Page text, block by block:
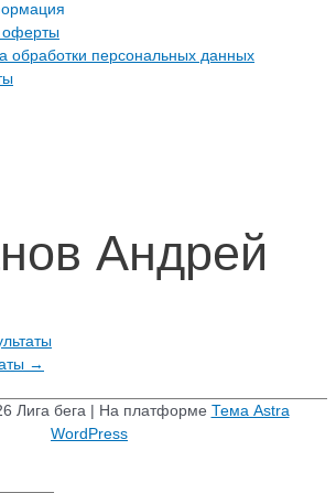
оферты
обработки персональных данных
Андрей
→
Лига бега| На платформе Тема Astra
WordPress